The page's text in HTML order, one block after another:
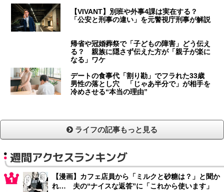
【VIVANT】別班や外事4課は実在する？
「公安と刑事の違い」を元警視庁刑事が解説
帰省や冠婚葬祭で「子どもの障害」どう伝え
る？ 親族に隠さず伝えた方が「親子が楽に
なる」ワケ
デートの食事代「割り勘」でフラれた33歳
男性の落とし穴 「じゃあ半分で」が相手を
冷めさせる“本当の理由”
ライフの記事もっと見る
週間アクセスランキング
【漫画】カフェ店員から「ミルクと砂糖は？」と聞か
れ… 夫の“ナイスな返答”に「これから使います」